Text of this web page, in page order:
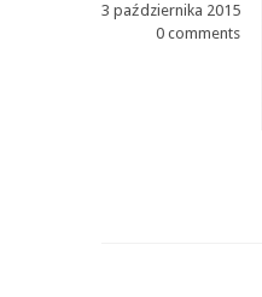
3 października 2015
0 comments